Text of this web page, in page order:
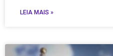
LEIA MAIS »